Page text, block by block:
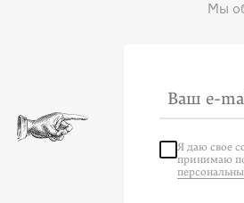
Мы
Я даю свое
принимаю